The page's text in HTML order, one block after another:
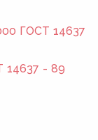
ГОСТ 14637
14637 - 89